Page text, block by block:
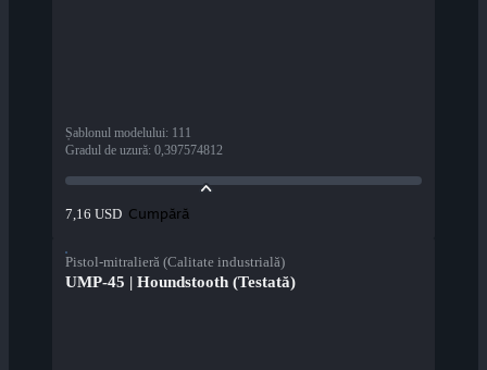
Șablonul modelului: 111
Gradul de uzură: 0,397574812
7,16 USD Cumpără
Pistol-mitralieră (Calitate industrială)
UMP-45 | Houndstooth (Testată)